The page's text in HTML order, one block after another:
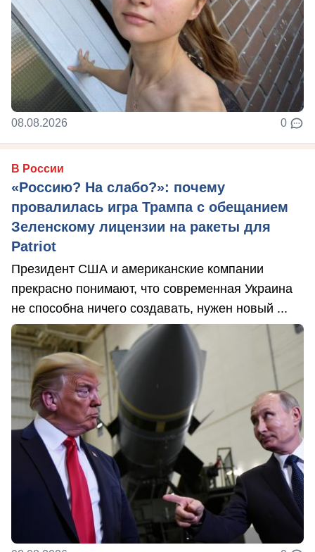
08.08.2026 0
В России
«Россию? На слабо?»: почему
провалилась игра Трампа с обещанием
Зеленскому лицензии на ракеты для
Patriot
Президент США и американские компании
прекрасно понимают, что современная Украина
не способна ничего создавать, нужен новый ...